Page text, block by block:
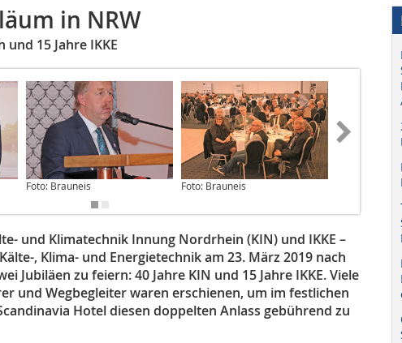
in NRW
15 Jahre IKKE
Foto: Brauneis Foto: Brauneis
und Klimatechnik Innung Nordrhein (KIN) und IKKE –
, Klima- und Energietechnik am 23. März 2019 nach
Jubiläen zu feiern: 40 Jahre KIN und 15 Jahre IKKE. Viele
und Wegbegleiter waren erschienen, um im festlichen
Hotel diesen doppelten Anlass gebührend zu